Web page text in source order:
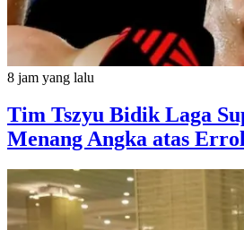
8 jam yang lalu
Tim Tszyu Bidik Laga
Menang Angka atas